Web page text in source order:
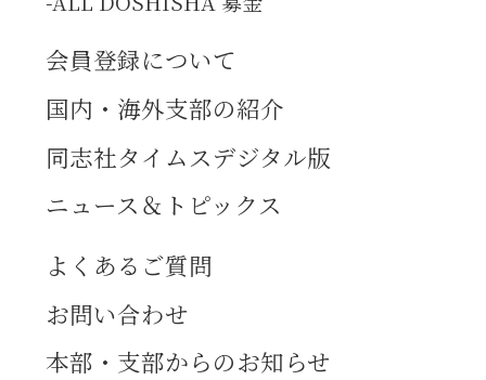
会員登録について
国内・海外支部の紹介
同志社タイムスデジタル版
ニュース＆トピックス
よくあるご質問
お問い合わせ
本部・支部からのお知らせ